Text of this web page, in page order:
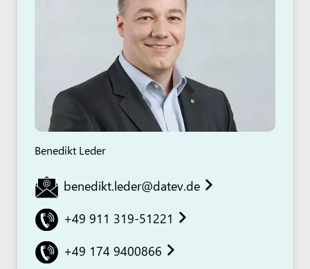
Benedikt Leder
benedikt.leder@datev.de
+49 911 319-51221
+49 174 9400866